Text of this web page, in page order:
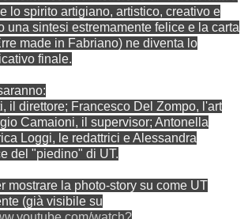
lo spirito artigiano, artistico, creativo e
una sintesi estremamente felice e la carta
made in Fabriano) ne diventa lo
finale.
il direttore; Francesco Del Zompo, l'art
Camaioni, il supervisor; Antonella
Loggi, le redattrici e Alessandra
del "piedino" di UT.
mostrare la photo-story su come UT
(già visibile su